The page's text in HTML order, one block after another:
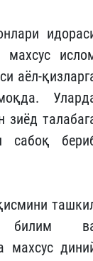
аёл-
зиёд
сабоқ
билим
махсус